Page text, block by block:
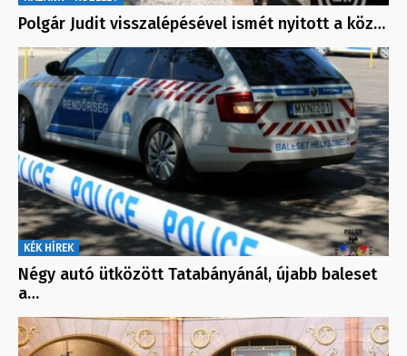
Polgár Judit visszalépésével ismét nyitott a köz…
KÉK HÍREK
Négy autó ütközött Tatabányánál, újabb baleset
a…